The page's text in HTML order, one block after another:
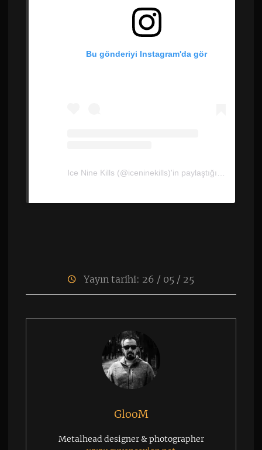
Bu gönderiyi Instagram'da gör
Yayın tarihi: 26 / 05 / 25
GlooM
Metalhead designer & photographer